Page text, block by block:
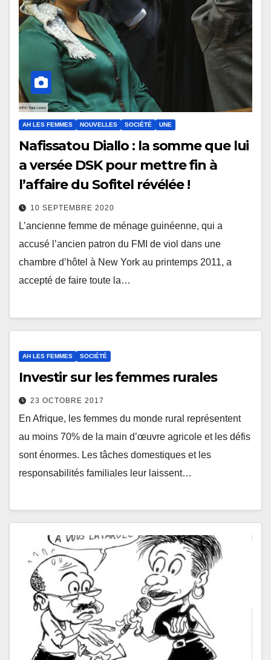
AH LES FEMMES NOUVELLES SOCIÉTÉ UNE
Nafissatou Diallo : la somme que lui
a versée DSK pour mettre fin à
l’affaire du Sofitel révélée !
10 SEPTEMBRE 2020
L’ancienne femme de ménage guinéenne, qui a
accusé l’ancien patron du FMI de viol dans une
chambre d’hôtel à New York au printemps 2011, a
accepté de faire toute la…
AH LES FEMMES SOCIÉTÉ
Investir sur les femmes rurales
23 OCTOBRE 2017
En Afrique, les femmes du monde rural représentent
au moins 70% de la main d’œuvre agricole et les défis
sont énormes. Les tâches domestiques et les
responsabilités familiales leur laissent…